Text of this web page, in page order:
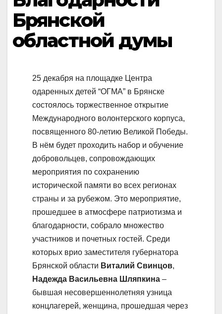
Брянской
областной думы
25 декабря на площадке Центра
одаренных детей “ОГМА” в Брянске
состоялось торжественное открытие
Международного волонтерского корпуса,
посвященного 80-летию Великой Победы.
В нём будет проходить набор и обучение
добровольцев, сопровождающих
мероприятия по сохранению
исторической памяти во всех регионах
страны и за рубежом. Это мероприятие,
прошедшее в атмосфере патриотизма и
благодарности, собрало множество
участников и почетных гостей. Среди
которых врио заместителя губернатора
Брянской области Виталий Свинцов,
Надежда Васильевна Шляпкина –
бывшая несовершеннолетняя узница
концлагерей, женщина, прошедшая через